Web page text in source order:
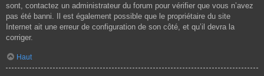
sont, contactez un administrateur du forum pour vérifier que vous n’avez
pas été banni. Il est également possible que le propriétaire du site
Internet ait une erreur de configuration de son côté, et qu’il devra la
corriger.
Haut